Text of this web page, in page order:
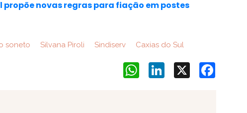
propõe novas regras para fiação em postes
soneto Silvana Piroli Sindiserv Caxias do Sul
Facebook
X
LinkedIn
WhatsApp